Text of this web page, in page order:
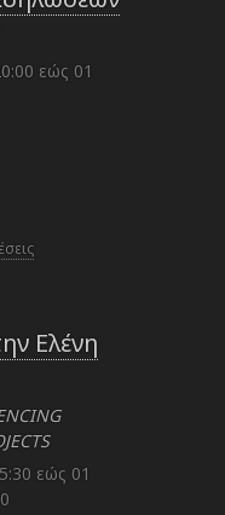
εώς 01
Ελένη
εώς 01